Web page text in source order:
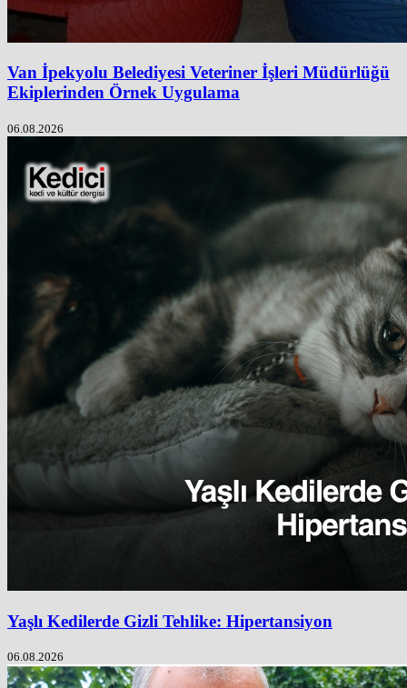
Van İpekyolu Belediyesi Veteriner İşleri Müdürlüğü
Ekiplerinden Örnek Uygulama
06.08.2026
Yaşlı Kedilerde Gizli Tehlike: Hipertansiyon
06.08.2026